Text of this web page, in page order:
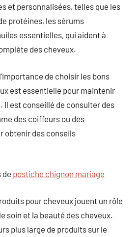
et personnalisées, telles que les
protéines, les sérums
essentielles, qui aident à
des cheveux.
de choisir les bons
est essentielle pour maintenir
Il est conseillé de consulter des
des coiffeurs ou des
obtenir des conseils
de postiche chignon mariage
pour cheveux jouent un rôle
soin et la beauté des cheveux.
plus large de produits sur le